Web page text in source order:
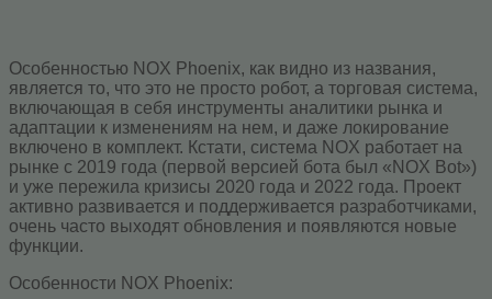
Особенностью NOX Phoenix, как видно из названия,
является то, что это не просто робот, а торговая система,
включающая в себя инструменты аналитики рынка и
адаптации к изменениям на нем, и даже локирование
включено в комплект. Кстати, система NOX работает на
рынке с 2019 года (первой версией бота был «NOX Bot»)
и уже пережила кризисы 2020 года и 2022 года. Проект
активно развивается и поддерживается разработчиками,
очень часто выходят обновления и появляются новые
функции.
Особенности NOX Phoenix: